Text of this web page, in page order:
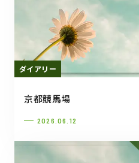
ダイアリー
京都競馬場
2026.06.12